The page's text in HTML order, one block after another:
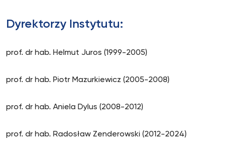
Dyrektorzy Instytutu:
prof. dr hab. Helmut Juros (1999-2005)
prof. dr hab. Piotr Mazurkiewicz (2005-2008)
prof. dr hab. Aniela Dylus (2008-2012)
prof. dr hab. Radosław Zenderowski (2012-2024)